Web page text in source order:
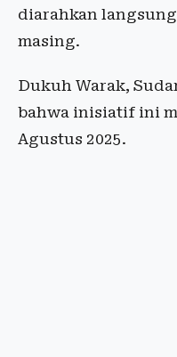
diarahkan
masing.
Dukuh Warak,
bahwa inisiatif ini
Agustus 2025.